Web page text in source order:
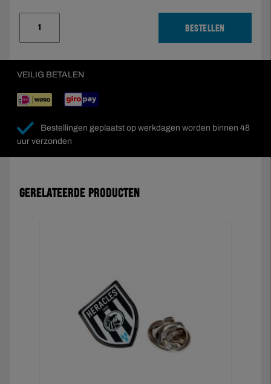
aantal
BESTELLEN
VEILIG BETALEN
Bestellingen geplaatst op werkdagen worden binnen 48
uur verzonden
Gerelateerde producten